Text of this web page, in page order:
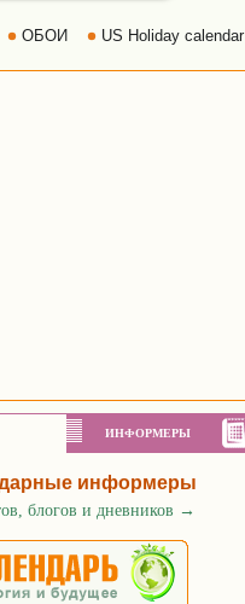
ОБОИ US Holiday calendar
ИНФОРМЕРЫ
информеры
блогов и дневников →